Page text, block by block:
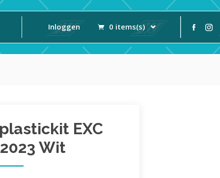
Inloggen 0 items(s)
EXC
Wit